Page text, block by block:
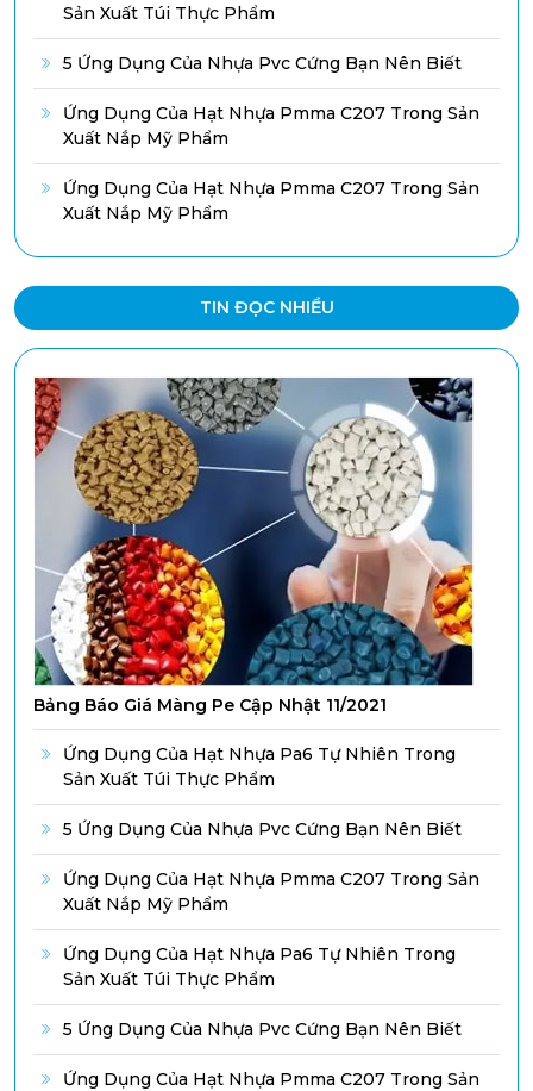
Sản Xuất Túi Thực Phẩm
5 Ứng Dụng Của Nhựa Pvc Cứng Bạn Nên Biết
Ứng Dụng Của Hạt Nhựa Pmma C207 Trong Sản
Xuất Nắp Mỹ Phẩm
Ứng Dụng Của Hạt Nhựa Pmma C207 Trong Sản
Xuất Nắp Mỹ Phẩm
TIN ĐỌC NHIỀU
Bảng Báo Giá Màng Pe Cập Nhật 11/2021
Ứng Dụng Của Hạt Nhựa Pa6 Tự Nhiên Trong
Sản Xuất Túi Thực Phẩm
5 Ứng Dụng Của Nhựa Pvc Cứng Bạn Nên Biết
Ứng Dụng Của Hạt Nhựa Pmma C207 Trong Sản
Xuất Nắp Mỹ Phẩm
Ứng Dụng Của Hạt Nhựa Pa6 Tự Nhiên Trong
Sản Xuất Túi Thực Phẩm
5 Ứng Dụng Của Nhựa Pvc Cứng Bạn Nên Biết
Ứng Dụng Của Hạt Nhựa Pmma C207 Trong Sản